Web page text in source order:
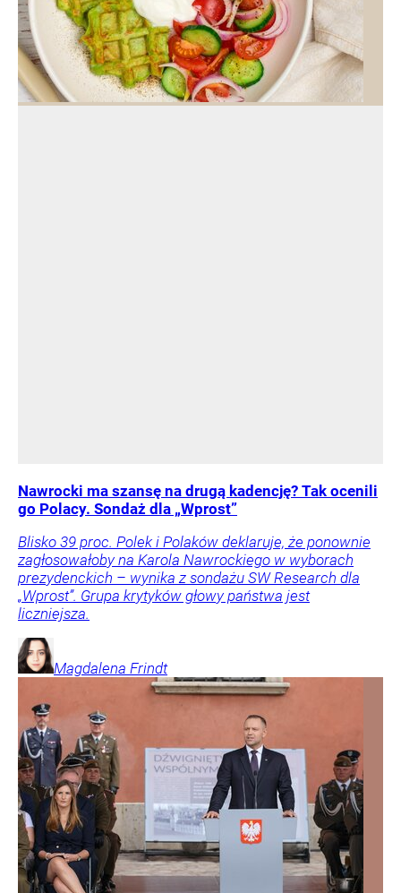
Nawrocki ma szansę na drugą kadencję? Tak ocenili
go Polacy. Sondaż dla „Wprost”
Blisko 39 proc. Polek i Polaków deklaruje, że ponownie
zagłosowałoby na Karola Nawrockiego w wyborach
prezydenckich – wynika z sondażu SW Research dla
„Wprost”. Grupa krytyków głowy państwa jest
liczniejsza.
Magdalena Frindt